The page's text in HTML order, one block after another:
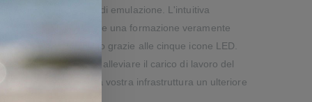
e le funzionalità di emulazione. L'intuitiva
da usare, richiede una formazione veramente
stato a colpo d'occhio grazie alle cinque icone LED.
gestione remota per alleviare il carico di lavoro del
integrata aggiunge alla vostra infrastruttura un ulteriore